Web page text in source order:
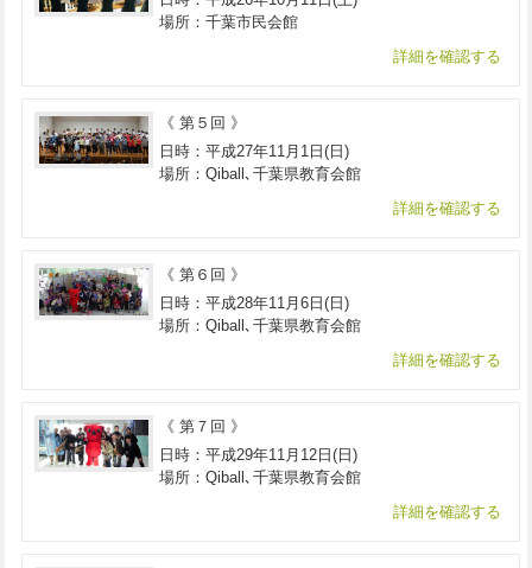
場所：千葉市民会館
詳細を確認する
《 第５回 》
日時：平成27年11月1日(日)
場所：Qiball､千葉県教育会館
詳細を確認する
《 第６回 》
日時：平成28年11月6日(日)
場所：Qiball､千葉県教育会館
詳細を確認する
《 第７回 》
日時：平成29年11月12日(日)
場所：Qiball､千葉県教育会館
詳細を確認する